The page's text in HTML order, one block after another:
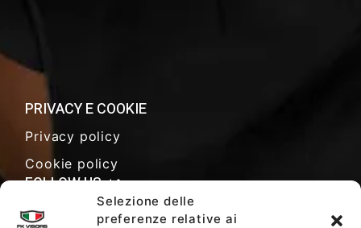
Selezione delle
preferenze relative ai
PRIVACY E COOKIE
Privacy policy
Cookie policy
FOLLOW US